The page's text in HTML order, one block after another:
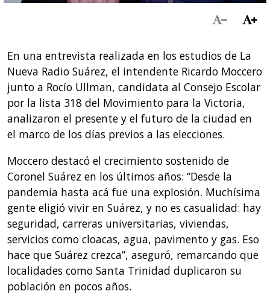
En una entrevista realizada en los estudios de La
Nueva Radio Suárez, el intendente Ricardo Moccero
junto a Rocío Ullman, candidata al Consejo Escolar
por la lista 318 del Movimiento para la Victoria,
analizaron el presente y el futuro de la ciudad en
el marco de los días previos a las elecciones.
Moccero destacó el crecimiento sostenido de
Coronel Suárez en los últimos años: “Desde la
pandemia hasta acá fue una explosión. Muchísima
gente eligió vivir en Suárez, y no es casualidad: hay
seguridad, carreras universitarias, viviendas,
servicios como cloacas, agua, pavimento y gas. Eso
hace que Suárez crezca”, aseguró, remarcando que
localidades como Santa Trinidad duplicaron su
población en pocos años.